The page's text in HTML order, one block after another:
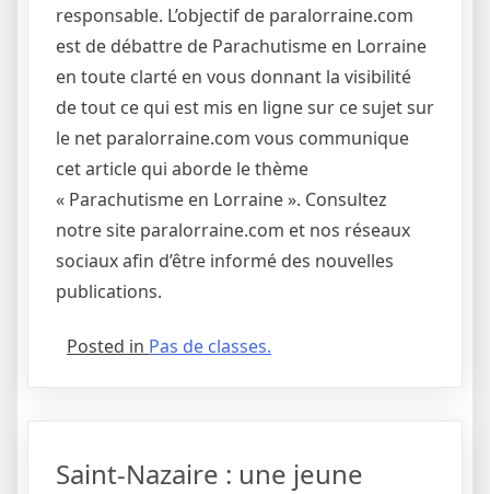
responsable. L’objectif de paralorraine.com
est de débattre de Parachutisme en Lorraine
en toute clarté en vous donnant la visibilité
de tout ce qui est mis en ligne sur ce sujet sur
le net paralorraine.com vous communique
cet article qui aborde le thème
« Parachutisme en Lorraine ». Consultez
notre site paralorraine.com et nos réseaux
sociaux afin d’être informé des nouvelles
publications.
Posted in Pas de classes.
Saint-Nazaire : une jeune